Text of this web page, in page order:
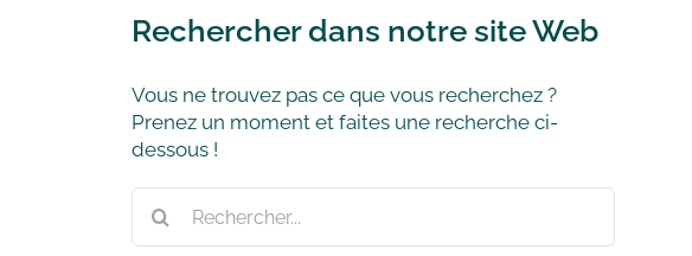
Rechercher dans notre site Web
Vous ne trouvez pas ce que vous recherchez ?
Prenez un moment et faites une recherche ci-
dessous !